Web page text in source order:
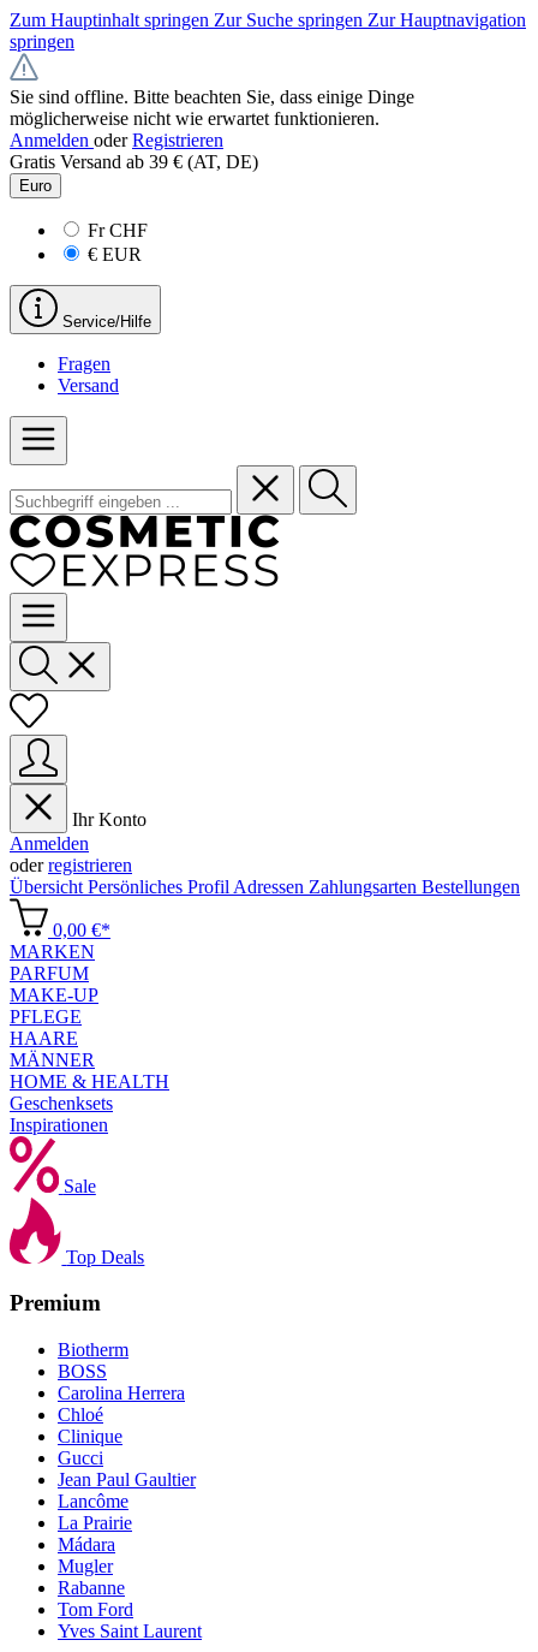
Zum Hauptinhalt springen Zur Suche springen Zur Hauptnavigation
springen
Sie sind offline. Bitte beachten Sie, dass einige Dinge
möglicherweise nicht wie erwartet funktionieren.
Anmelden oder Registrieren
Gratis Versand ab 39 € (AT, DE)
Euro
FrCHF
€ EUR
Service/Hilfe
Fragen
Versand
Ihr Konto
Anmelden
oderregistrieren
Übersicht Persönliches Profil Adressen Zahlungsarten Bestellungen
0,00 €*
MARKEN
PARFUM
MAKE-UP
PFLEGE
HAARE
MÄNNER
HOME & HEALTH
Geschenksets
Inspirationen
Sale
Top Deals
Premium
Biotherm
BOSS
Carolina Herrera
Chloé
Clinique
Gucci
Jean Paul Gaultier
Lancôme
La Prairie
Mádara
Mugler
Rabanne
Tom Ford
Yves Saint Laurent